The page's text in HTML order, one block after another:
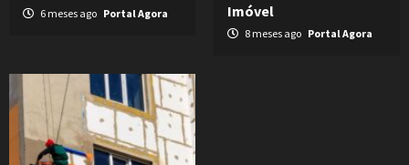
6 meses ago Portal Agora
Imóvel
8 meses ago Portal Agora